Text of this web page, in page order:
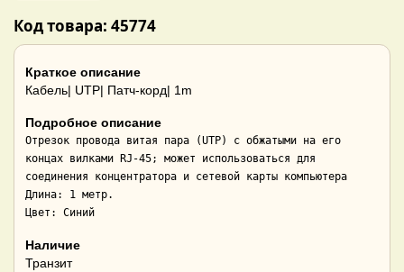
Код товара: 45774
Краткое описание
Кабель| UTP| Патч-корд| 1m
Подробное описание
Отрезок провода витая пара (UTP) с обжатыми на его
концах вилками RJ-45; может использоваться для
соединения концентратора и сетевой карты компьютера
Длина: 1 метр.
Цвет: Синий
Наличие
Транзит